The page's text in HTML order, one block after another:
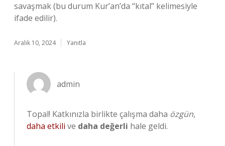
savaşmak (bu durum Kur’an’da “kıtal” kelimesiyle
ifade edilir).
Aralık 10, 2024 Yanıtla
admin
Topal! Katkınızla birlikte çalışma daha özgün,
daha etkili ve daha değerli hale geldi.